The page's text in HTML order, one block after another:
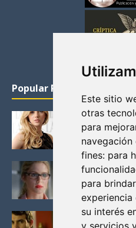
Este sitio
otras
para
fines: para
para
experiencia
su interés
y servicios
Popular Posts
KATHERYN
VIKINGOS
Junio 14, 2013
FELICITY (EMILY
MAS BONITAS DE
Noviembre 30, 2013
BLACK MIRROR: